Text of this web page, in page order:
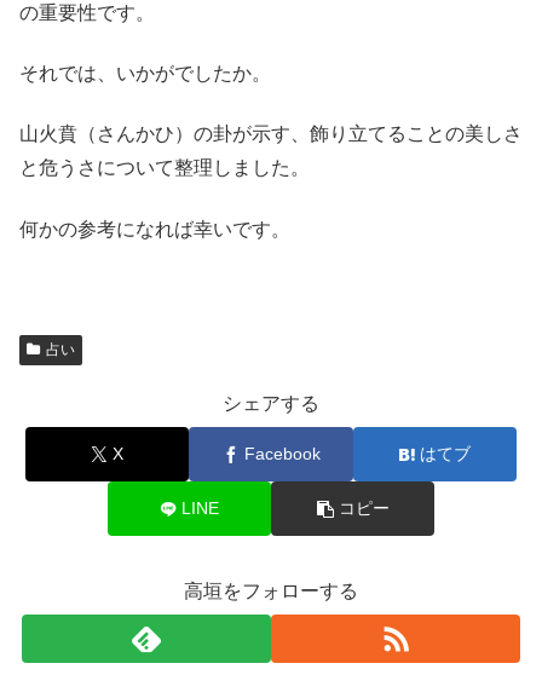
の重要性です。
それでは、いかがでしたか。
山火賁（さんかひ）の卦が示す、飾り立てることの美しさ
と危うさについて整理しました。
何かの参考になれば幸いです。
占い
シェアする
X Facebook はてブ
LINE コピー
高垣をフォローする